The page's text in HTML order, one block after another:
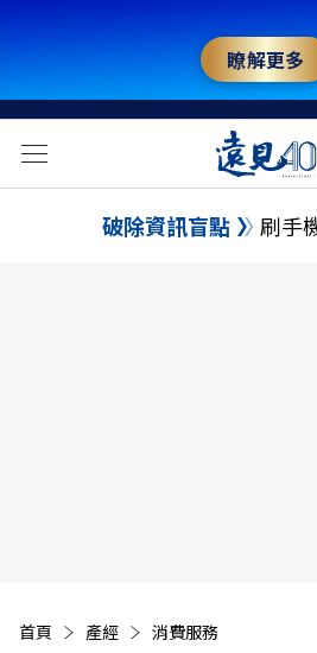
瞭解更多
破除資訊盲點 刷手
首頁 產經 消費服務